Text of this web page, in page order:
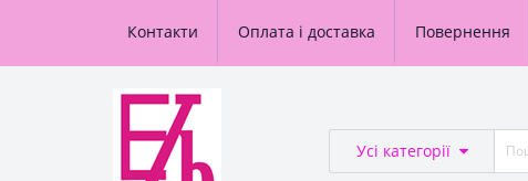
Контакти Оплата і доставка Повернення
Усі категорії